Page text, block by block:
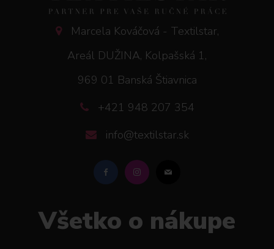
Marcela Kováčová - Textilstar,
Areál DUŽINA, Kolpašská 1,
969 01 Banská Štiavnica
+421 948 207 354
info@textilstar.sk
Všetko o nákupe